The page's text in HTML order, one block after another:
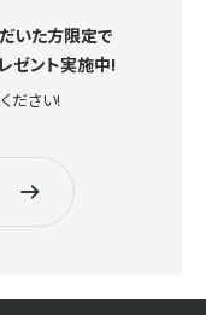
いた方限定で
ゼント実施中!
ださい!